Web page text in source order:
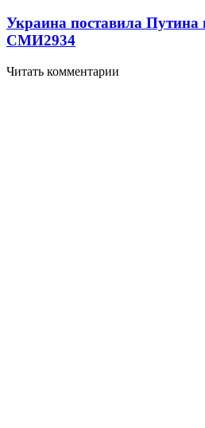
Украина поставила Путина
СМИ2934
Читать комментарии